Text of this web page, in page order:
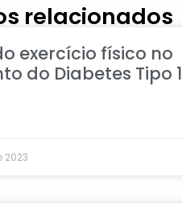
relacionados
exercício físico no
do Diabetes Tipo 1
2023